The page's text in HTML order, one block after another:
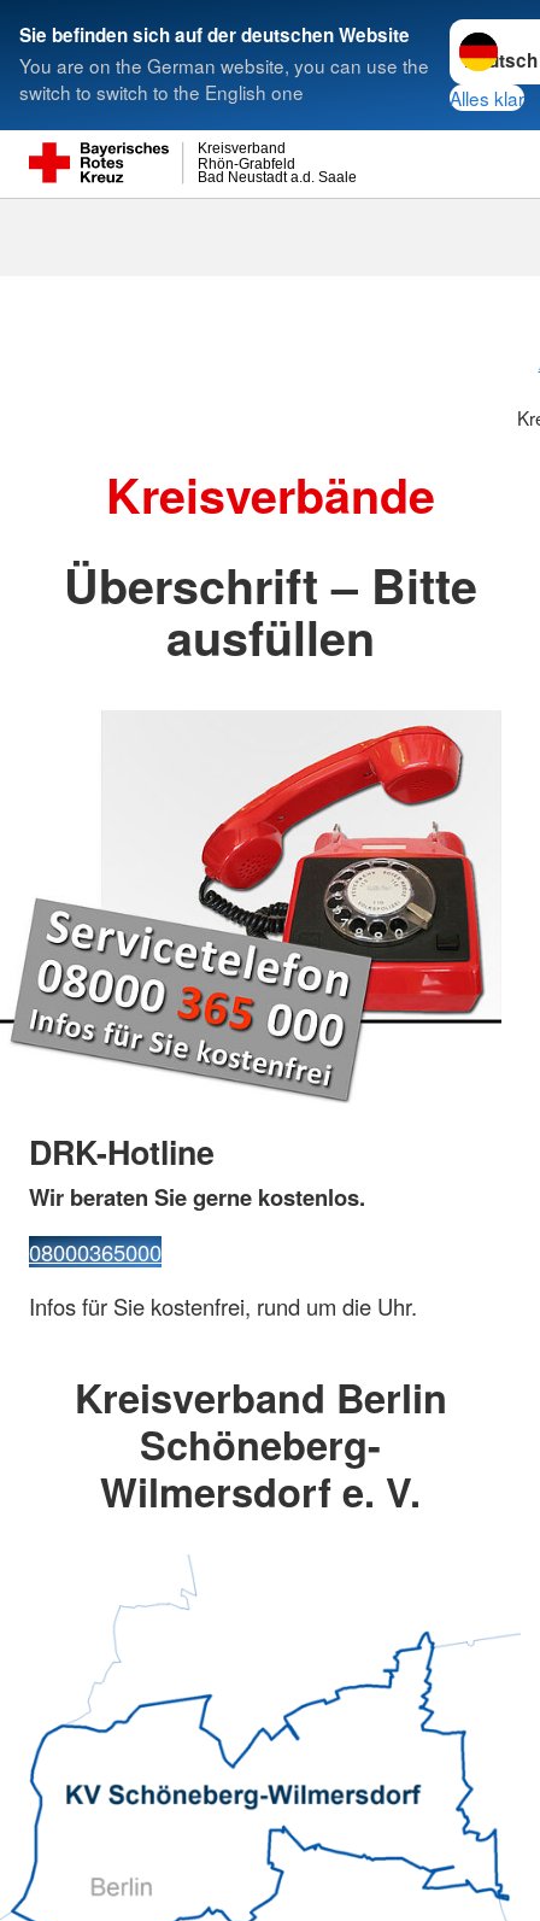
Sie befinden sich auf der deutschen Website
You are on the German website, you can use the
switch to switch to the English one
Sprache
Alles klar
Bad Neustadt a.d. Saale
Rhön-Grabfeld
Kreisverband
Suche
Kreisverbände
Überschrift – Bitte
ausfüllen
DRK-Hotline
Wir beraten Sie gerne kostenlos.
08000365000
Infos für Sie kostenfrei, rund um die Uhr.
Kreisverband Berlin
Schöneberg-
Wilmersdorf e. V.